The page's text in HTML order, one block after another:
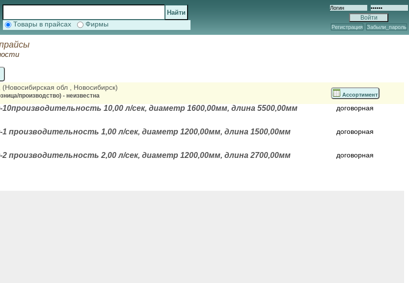
Товары в прайсах Фирмы Регистрация Забыли_пароль
, (Новосибирская обл , Новосибирск)
производство) - неизвестна Ассортимент
10,00 л/сек, диаметр 1600,00мм, длина 5500,00мм договорная
1,00 л/сек, диаметр 1200,00мм, длина 1500,00мм договорная
2,00 л/сек, диаметр 1200,00мм, длина 2700,00мм договорная